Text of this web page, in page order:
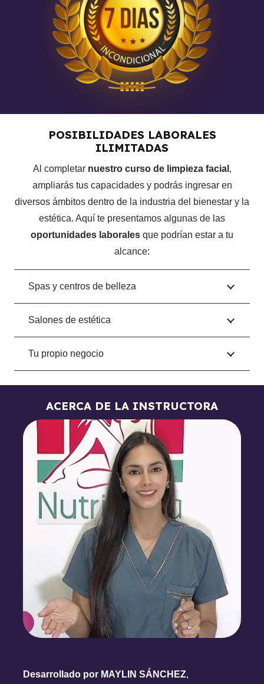
La verdad sobre las mascarillas caseras.
MÓDULO 7 – VIDEO RESPUESTAS
¿Cuáles son los cuidados fundamentales luego de
la limpieza facial profesional?
¿Qué lugares evitar?
¿Skin care ideal?
¿Cuánta agua debo tomar?
MÓDULO 8 – ¿CÓMO OBTENER TU CERTIFICADO?
¿Cómo obtener tu certificado?
POSIBILIDADES LABORALES
ILIMITADAS
Al completar nuestro curso de limpieza facial ,
ampliarás tus capacidades y podrás ingresar en
diversos ámbitos dentro de la industria del bienestar y la
estética. Aquí te presentamos algunas de las
oportunidades laborales que podrían estar a tu
alcance:
Spas y centros de belleza
Salones de estética
Tu propio negocio
ACERCA DE LA INSTRUCTORA
Desarrollado por MAYLIN SÁNCHEZ,